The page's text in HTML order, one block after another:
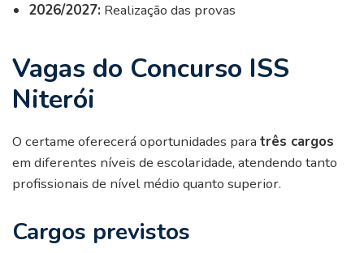
2026/2027: Realização das provas
Vagas do Concurso ISS
Niterói
O certame oferecerá oportunidades para três cargos
em diferentes níveis de escolaridade, atendendo tanto
profissionais de nível médio quanto superior.
Cargos previstos